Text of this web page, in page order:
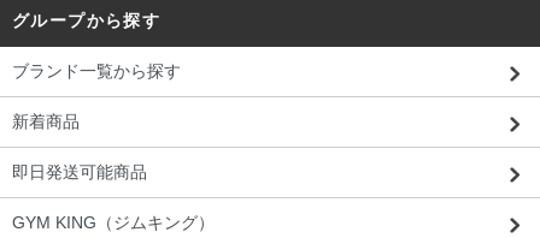
グループから探す
ブランド一覧から探す
新着商品
即日発送可能商品
GYM KING（ジムキング）